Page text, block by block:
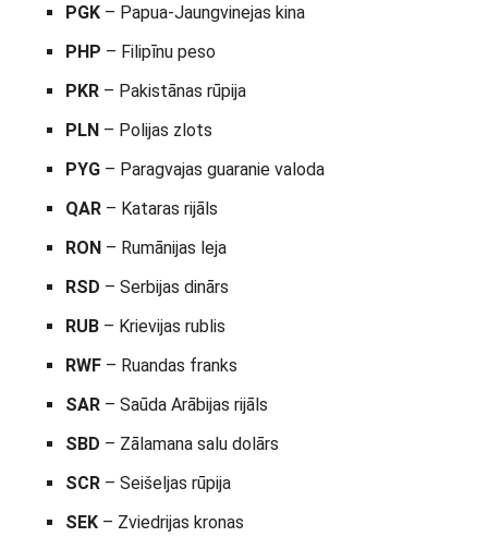
PGK – Papua-Jaungvinejas kina
PHP – Filipīnu peso
PKR – Pakistānas rūpija
PLN – Polijas zlots
PYG – Paragvajas guaranie valoda
QAR – Kataras rijāls
RON – Rumānijas leja
RSD – Serbijas dinārs
RUB – Krievijas rublis
RWF – Ruandas franks
SAR – Saūda Arābijas rijāls
SBD – Zālamana salu dolārs
SCR – Seišeljas rūpija
SEK – Zviedrijas kronas